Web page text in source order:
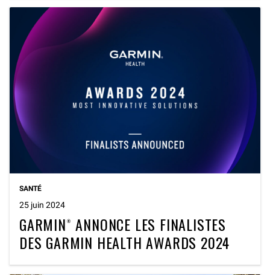
SANTÉ
25 juin 2024
GARMIN® ANNONCE LES FINALISTES
DES GARMIN HEALTH AWARDS 2024